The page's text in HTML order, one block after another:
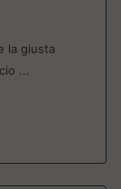
la giusta
...